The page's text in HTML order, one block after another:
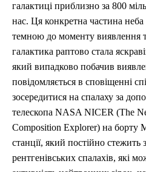
галактиці приблизно за 800
нас. Ця конкретна частина неба
темною до моменту виявлення
галактика раптово стала
який випадково побачив
повідомляється в сповіщенні
зосередитися на спалаху за
телескопа NASA NICER (The
Composition Explorer) на борту
станції, який постійно стежить
рентгенівських спалахів, які